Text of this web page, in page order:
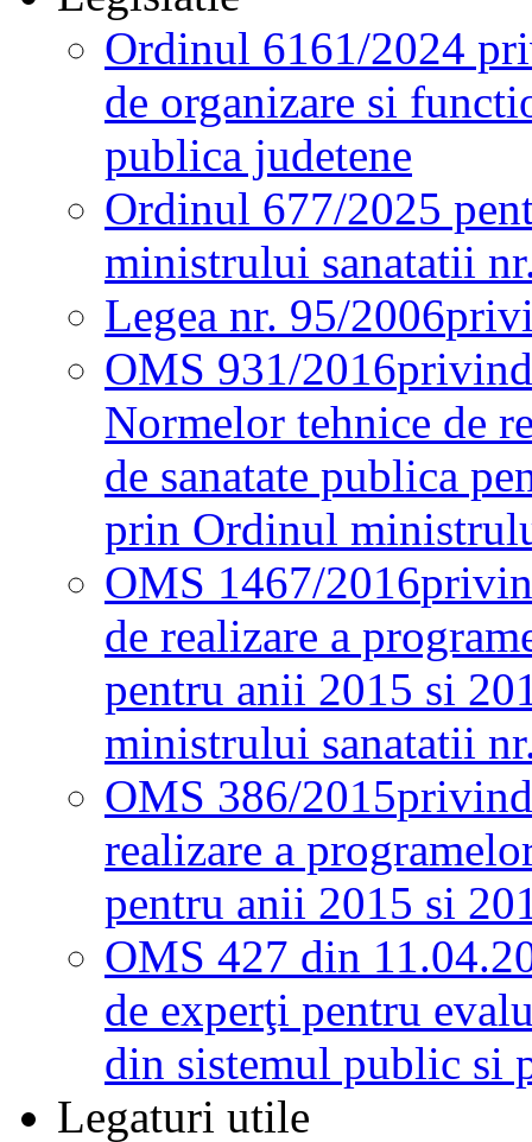
Ordinul 6161/2024
de organizare si
publica judetene
Ordinul 677/2025
ministrului sanatatii
Legea nr. 95/2006
OMS 931/2016
Normelor tehnice de
de sanatate publica
prin Ordinul
OMS 1467/2016
de realizare a
pentru anii 2015 si
ministrului sanatatii
OMS 386/2015
realizare a
pentru anii 2015 si
OMS 427 din
de experţi pentru
din sistemul public si
Legaturi utile